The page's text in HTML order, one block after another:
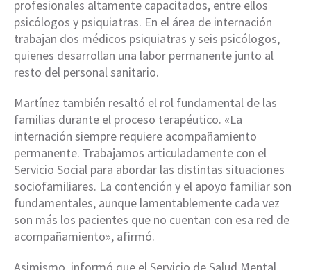
profesionales altamente capacitados, entre ellos
psicólogos y psiquiatras. En el área de internación
trabajan dos médicos psiquiatras y seis psicólogos,
quienes desarrollan una labor permanente junto al
resto del personal sanitario.
Martínez también resaltó el rol fundamental de las
familias durante el proceso terapéutico. «La
internación siempre requiere acompañamiento
permanente. Trabajamos articuladamente con el
Servicio Social para abordar las distintas situaciones
sociofamiliares. La contención y el apoyo familiar son
fundamentales, aunque lamentablemente cada vez
son más los pacientes que no cuentan con esa red de
acompañamiento», afirmó.